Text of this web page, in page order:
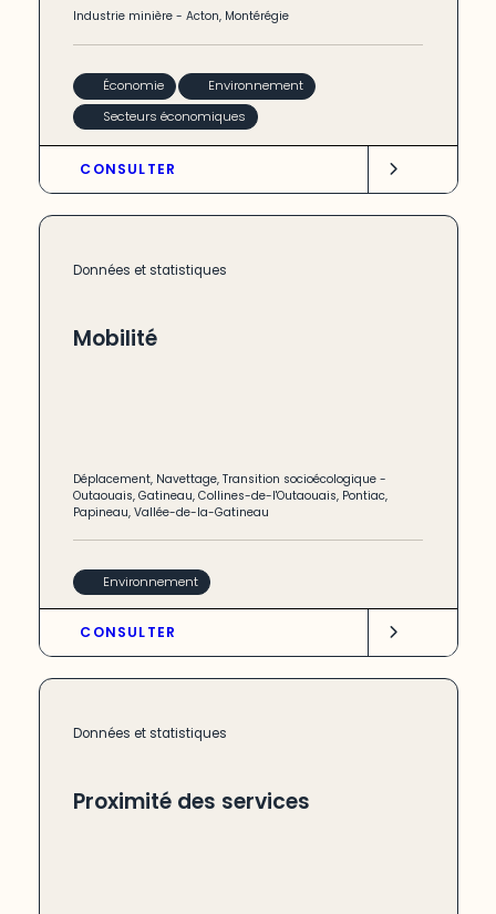
Industrie minière -Acton, Montérégie
Économie
Environnement
Secteurs économiques
CONSULTER
Données et statistiques
Mobilité
Déplacement, Navettage,Transition socioécologique -
Outaouais,Gatineau,Collines-de-l'Outaouais, Pontiac,
Papineau,Vallée-de-la-Gatineau
Environnement
CONSULTER
Données et statistiques
Proximité des services